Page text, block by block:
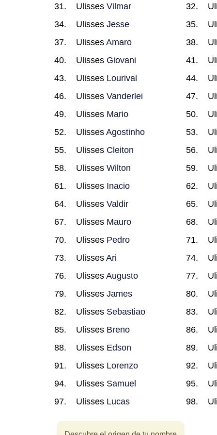
Ulisses Vilmar
Ulisses Jesse
Ulisses Amaro
Ulisses Giovani
Ulisses Lourival
Ulisses Vanderlei
Ulisses Mario
Ulisses Agostinho
Ulisses Cleiton
Ulisses Wilton
Ulisses Inacio
Ulisses Valdir
Ulisses Mauro
Ulisses Pedro
Ulisses Ari
Ulisses Augusto
Ulisses James
Ulisses Sebastiao
Ulisses Breno
Ulisses Edson
Ulisses Lorenzo
Ulisses Samuel
Ulisses Lucas